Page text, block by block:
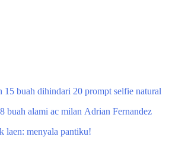
15 buah dihindari 20 prompt selfie natural
8 buah alami ac milan Adrian Fernandez
laen: menyala pantiku!